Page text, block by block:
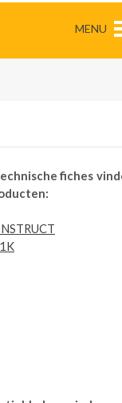
MENU
fiches